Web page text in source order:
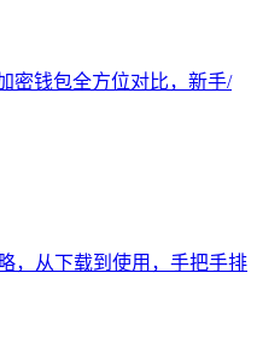
密钱包全方位对比，新手/
，从下载到使用，手把手排